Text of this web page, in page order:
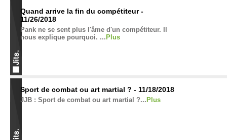
Quand arrive la fin du compétiteur -
11/26/2018
Pank ne se sent plus l'âme d'un compétiteur. Il
nous explique pourquoi. ... Plus
Sport de combat ou art martial ? - 11/18/2018
JJB : Sport de combat ou art martial ?... Plus